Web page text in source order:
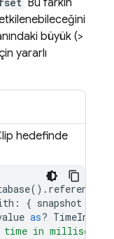
Bu farkın
büyük (>
yararlı
hedefinde
(). reference
: { snapshot
as?
time in